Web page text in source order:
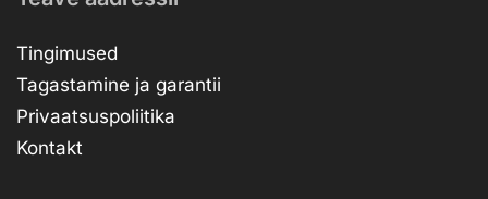
Tingimused
Tagastamine ja garantii
Privaatsuspoliitika
Kontakt